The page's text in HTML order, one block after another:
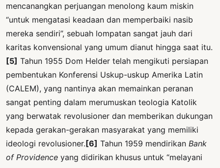
mencanangkan perjuangan menolong kaum miskin
“untuk mengatasi keadaan dan memperbaiki nasib
mereka sendiri”, sebuah lompatan sangat jauh dari
karitas konvensional yang umum dianut hingga saat itu.
[5] Tahun 1955 Dom Helder telah mengikuti persiapan
pembentukan Konferensi Uskup-uskup Amerika Latin
(CALEM), yang nantinya akan memainkan peranan
sangat penting dalam merumuskan teologia Katolik
yang berwatak revolusioner dan memberikan dukungan
kepada gerakan-gerakan masyarakat yang memiliki
ideologi revolusioner.[6] Tahun 1959 mendirikan Bank
of Providence yang didirikan khusus untuk “melayani